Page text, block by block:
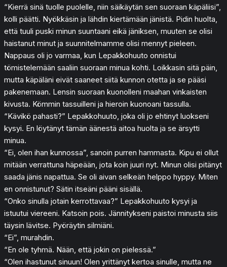
“Kierrä sinä tuolle puolelle, niin säikäytän sen suoraan käpäliisi”,
kolli päätti. Nyökkäsin ja lähdin kiertämään jänistä. Pidin huolta,
että tuuli puski minun suuntaani eikä jäniksen, muuten se olisi
haistanut minut ja suunnitelmamme olisi mennyt pieleen.
Nappaus oli jo varmaa, kun Lepakkohuuto onnistui
tömistelemään saaliin suoraan minua kohti. Loikkasin sitä päin,
mutta käpäläni eivät saaneet siitä kunnon otetta ja se pääsi
pakenemaan. Lensin suoraan kuonolleni maahan vinkaisten
kivusta. Kömmin tassuilleni ja hieroin kuonoani tassulla.
“Kävikö pahasti?” Lepakkohuuto, joka oli jo ehtinyt luokseni
kysyi. En löytänyt tämän äänestä aitoa huolta ja se ärsytti
minua.
“Ei, olen ihan kunnossa”, sanoin purren hammasta. Kipu ei ollut
mitään verrattuna häpeään, jota koin juuri nyt. Minun olisi pitänyt
saada jänis napattua. Se oli aivan selkeän helppo hyppy. Miten
en onnistunut? Sätin itseäni pääni sisällä.
“Onko sinulla jotain kerrottavaa?” Lepakkohuuto kysyi ja
istuutui viereeni. Katsoin pois. Jännitykseni paistoi minusta siis
täysin lävitse. Pyöräytin silmiäni.
“Ei”, murahdin.
“En ole tyhmä. Nään, että jokin on pielessä.”
“Olen ihastunut sinuun! Olen yrittänyt kertoa sinulle, mutta ne